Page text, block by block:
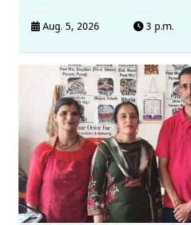
Aug. 5, 2026 3 p.m.